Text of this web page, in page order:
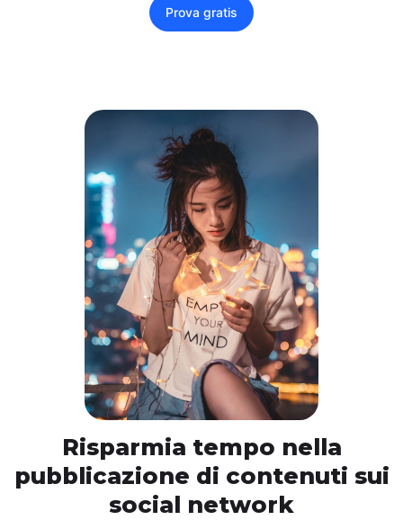
Prova gratis
Risparmia tempo nella
pubblicazione di contenuti sui
social network